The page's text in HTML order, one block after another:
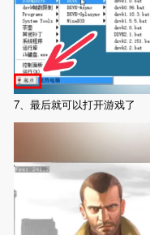
7、最后就可以打开游戏了